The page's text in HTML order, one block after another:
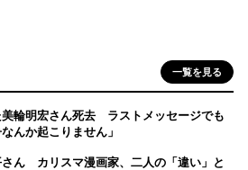
一覧を見る
輪明宏さん死去 ラストメッセージでも
んか起こりません」
ん カリスマ漫画家、二人の「違い」と